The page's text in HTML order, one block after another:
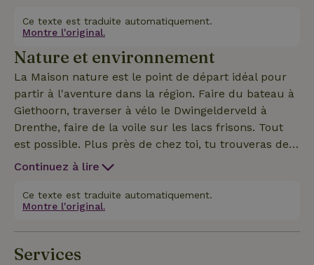
Ce texte est traduite automatiquement.
Montre l'original.
Nature et environnement
La Maison nature est le point de départ idéal pour
partir à l'aventure dans la région. Faire du bateau à
Giethoorn, traverser à vélo le Dwingelderveld à
Drenthe, faire de la voile sur les lacs frisons. Tout
est possible. Plus près de chez toi, tu trouveras de
belles randonnées pédestres et cyclistes
villes atmosphériques telles que Leeuwarden,
Groningue et Zwolle se trouvent également à 40
minutes de route.
Continuez à lire
Ce texte est traduite automatiquement.
Montre l'original.
Services